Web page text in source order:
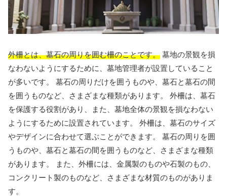
外柵とは、墓石の周りを囲む柵のことです。 墓地の景観を損
なわないようにするために、墓地管理者が設置していること
が多いです。 墓石の周りだけを囲うものや、墓石と墓石の間
を囲うものなど、さまざまな種類があります。 外柵は、墓石
を保護する役割があり、また、墓地全体の景観を損なわない
ようにするために設置されています。 外柵は、墓石のサイズ
やデザインに合わせて選ぶことができます。 墓石の周りを囲
うものや、墓石と墓石の間を囲うものなど、さまざまな種類
があります。 また、外柵には、金属製のものや石製のもの、
コンクリート製のものなど、さまざまな材質のものがありま
す。